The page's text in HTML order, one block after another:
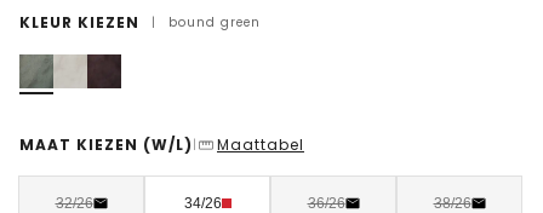
KLEUR KIEZEN | bound green
MAAT KIEZEN (W/L) | Maattabel
32/26 34/26 36/26 38/26